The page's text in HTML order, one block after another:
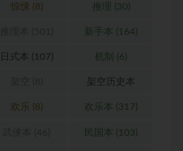
惊悚 (8) 推理 (30)
新手本 (164)
日式本 (107) 机制 (6)
架空历史本
(102)
欢乐 (8) 欢乐本 (317)
民国本 (103)